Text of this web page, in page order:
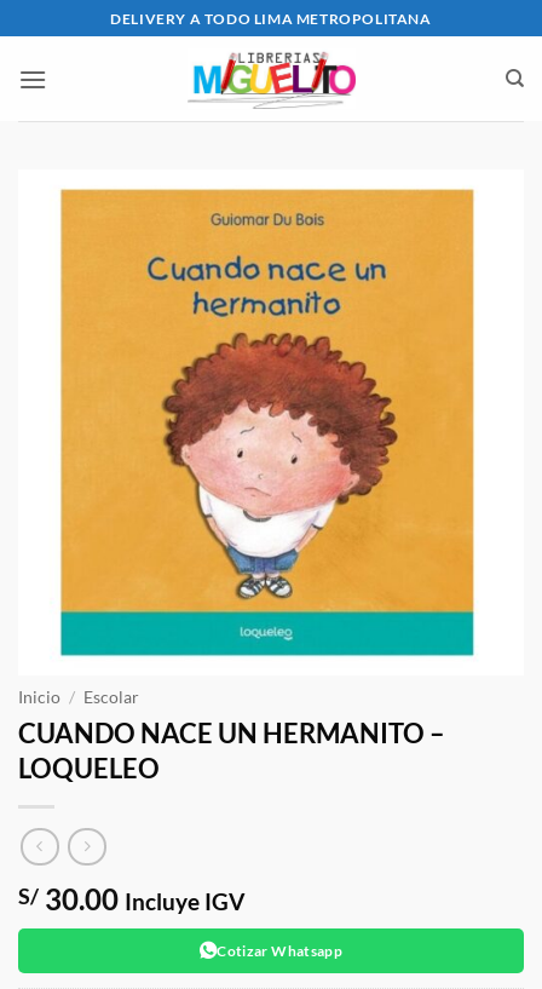
al
contenido
DELIVERY A TODO LIMA METROPOLITANA
Inicio / Escolar
CUANDO NACE UN HERMANITO –
LOQUELEO
S/ 30.00 Incluye IGV
Cotizar Whatsapp